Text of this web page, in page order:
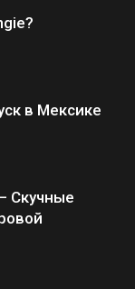
в Мексике
Скучные